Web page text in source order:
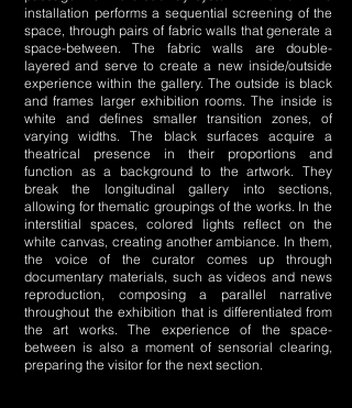
installation performs a sequential screening of the
space, through pairs of fabric walls that generate a
space-between. The fabric walls are double-
layered and serve to create a new inside/outside
experience within the gallery. The outside is black
and frames larger exhibition rooms. The inside is
white and defines smaller transition zones, of
varying widths. The black surfaces acquire a
theatrical presence in their proportions and
function as a background to the artwork. They
break the longitudinal gallery into sections,
allowing for thematic groupings of the works. In the
interstitial spaces, colored lights reflect on the
white canvas, creating another ambiance. In them,
the voice of the curator comes up through
documentary materials, such as videos and news
reproduction, composing a parallel narrative
throughout the exhibition that is differentiated from
the art works. The experience of the space-
between is also a moment of sensorial clearing,
preparing the visitor for the next section.